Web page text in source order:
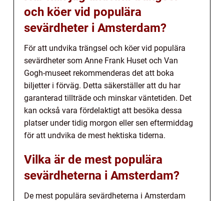
och köer vid populära
sevärdheter i Amsterdam?
För att undvika trängsel och köer vid populära
sevärdheter som Anne Frank Huset och Van
Gogh-museet rekommenderas det att boka
biljetter i förväg. Detta säkerställer att du har
garanterad tillträde och minskar väntetiden. Det
kan också vara fördelaktigt att besöka dessa
platser under tidig morgon eller sen eftermiddag
för att undvika de mest hektiska tiderna.
Vilka är de mest populära
sevärdheterna i Amsterdam?
De mest populära sevärdheterna i Amsterdam